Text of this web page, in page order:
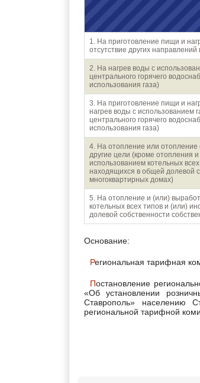
1. На приготовление пищи и
отсутствие других направлений
2. На нагрев воды с
центрального горячего
использования газа)
3. На приготовление пищи и
нагрев воды с использованием
центрального горячего
использования газа)
4. На отопление или
другие цели (кроме отопления
использованием котельных
находящихся в общей долевой
многоквартирных домах)
5. На отопление и (или)
котельных всех типов и (или)
долевой собственности
Основание:
Региональная тарифная
Постановление региональной тарифной комиссии Ставропольского края от 25 ноября 2022 г. № 81/1
«Об установлении
Ставрополь» населению
региональной тарифной